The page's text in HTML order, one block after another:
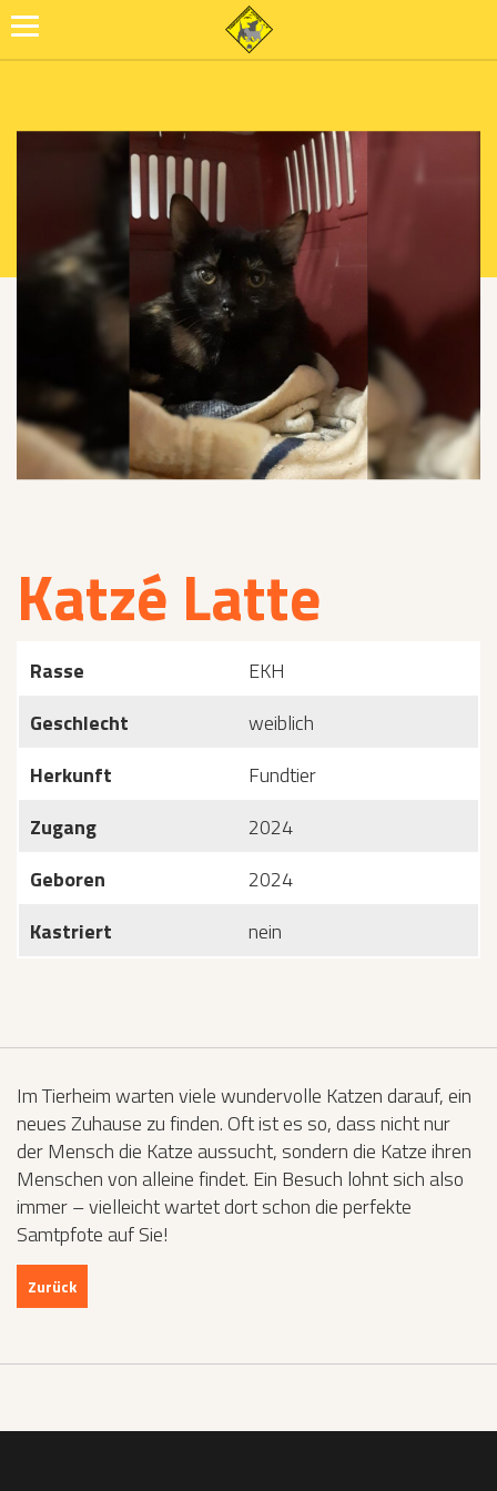
Katzé Latte
Rasse
EKH
Geschlecht
weiblich
Herkunft
Fundtier
Zugang
2024
Geboren
2024
Kastriert
nein
Im Tierheim warten viele wundervolle Katzen darauf, ein
neues Zuhause zu finden. Oft ist es so, dass nicht nur
der Mensch die Katze aussucht, sondern die Katze ihren
Menschen von alleine findet. Ein Besuch lohnt sich also
immer – vielleicht wartet dort schon die perfekte
Samtpfote auf Sie!
Zurück